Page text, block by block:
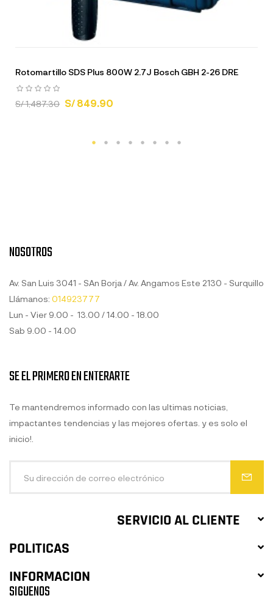
Rotomartillo SDS Plus 800W 2.7J Bosch GBH 2-26 DRE
S/ 1,487.30 S/ 849.90
NOSOTROS
Av. San Luis 3041 - SAn Borja / Av. Angamos Este 2130 - Surquillo
Llámanos: 014923777
Lun - Vier 9.00 - 13.00 / 14.00 - 18.00
Sab 9.00 - 14.00
SERVICIO AL CLIENTE
POLITICAS
INFORMACION
SE EL PRIMERO EN ENTERARTE
Te mantendremos informado con las ultimas noticias,
impactantes tendencias y las mejores ofertas. y es solo el
inicio!.
SIGUENOS